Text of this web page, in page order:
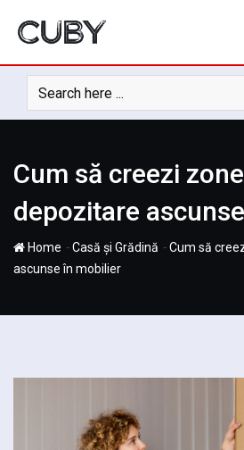
Cum să creezi
depozitare
Home -Casă și Grădină -Cum să
ascunse în mobilier